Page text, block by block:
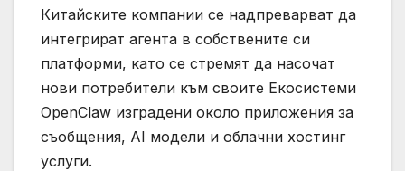
Китайските компании се надпреварват да
интегрират агента в собствените си
платформи, като се стремят да насочат
нови потребители към своите Екосистеми
OpenClaw изградени около приложения за
съобщения, AI модели и облачни хостинг
услуги.